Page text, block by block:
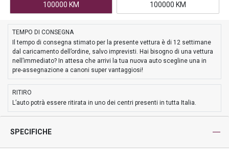
100000 KM
100000 KM
TEMPO DI CONSEGNA
Il tempo di consegna stimato per la presente vettura è di 12 settimane
dal caricamento dell’ordine, salvo imprevisti. Hai bisogno di una vettura
nell’immediato? In attesa che arrivi la tua nuova auto scegline una in
pre-assegnazione a canoni super vantaggiosi!
RITIRO
L’auto potrà essere ritirata in uno dei centri presenti in tutta Italia.
SPECIFICHE